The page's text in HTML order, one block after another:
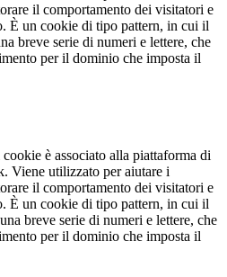
il comportamento dei visitatori e
È un cookie di tipo pattern, in cui il
breve serie di numeri e lettere, che
per il dominio che imposta il
è associato alla piattaforma di
Viene utilizzato per aiutare i
il comportamento dei visitatori e
È un cookie di tipo pattern, in cui il
breve serie di numeri e lettere, che
per il dominio che imposta il